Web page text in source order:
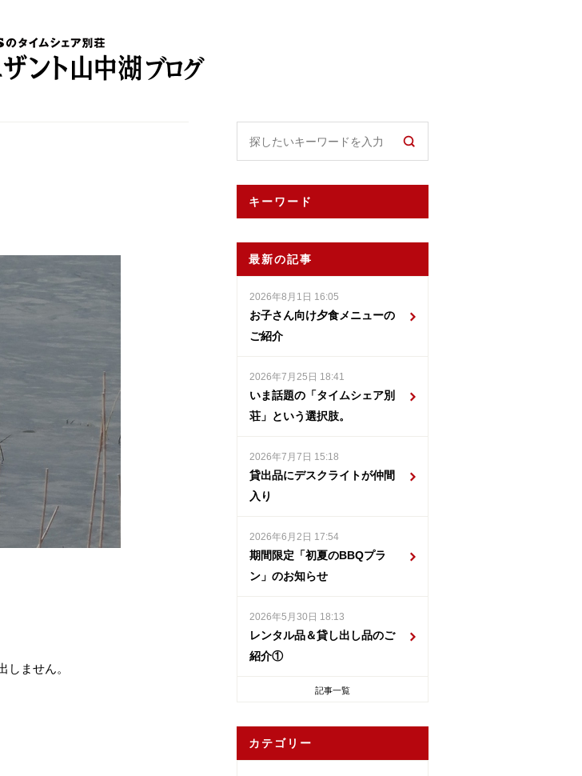
ません。
キーワード
最新の記事
2026年8月1日 16:05
お子さん向け夕食メニューの
ご紹介
2026年7月25日 18:41
いま話題の「タイムシェア別
荘」という選択肢。
2026年7月7日 15:18
貸出品にデスクライトが仲間
入り
2026年6月2日 17:54
期間限定「初夏のBBQプラ
ン」のお知らせ
2026年5月30日 18:13
レンタル品＆貸し出し品のご
紹介①
記事一覧
カテゴリー